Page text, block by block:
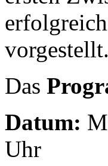
vorgestellt.
Das
Datum:
Uhr